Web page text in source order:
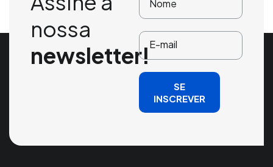
nossa
newsletter!
SE
INSCREVER